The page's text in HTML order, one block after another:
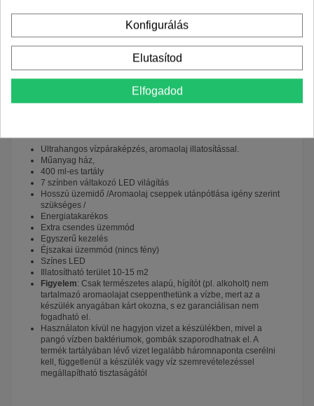
Ultrahangos vízpáraképzés, aromaolaj illatosítással.
Műanyag ház,
400 ml-es tartály
7 színben váltakozó LED világítás
Hosszú üzemidő /Aromaolaj cseppek utánpótlása igény szerint
szükséges /
Energiatakarékos
Extra csendes üzemmód
Egyszerű kezelés
Éjszakai üzemmód (nincs fény)
Színes LED
Illatosítható terület 10-15 m2
Figyelem: Csak természetes alapú, hígítót (pl. alkoholt) nem
tartalmazó aromaolajat cseppenthetünk a vízbe, mert az a
készülék anyagában kárt okozna, s ez garanciálisan nem
fogadható el.
Használaton kívül ne hagyjon vizet a készülékben, mivel a
pangó vízben baktériumok, gombák szaporodhatnak el. A
termék tartályában lévő vizet legalább háromnaponta cserélni
kell, függetlenül a készülék vagy víz szemrevételezéssel
megállapítható tisztaságától
Konfigurálás
Elutasítod
Elfogadod